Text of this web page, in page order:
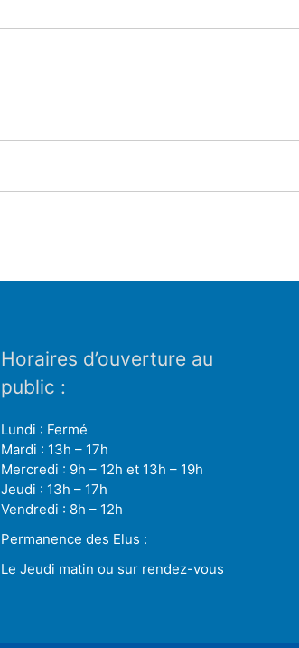
Horaires d’ouverture au
public :
Lundi : Fermé
Mardi : 13h – 17h
Mercredi : 9h – 12h et 13h – 19h
Jeudi : 13h – 17h
Vendredi : 8h – 12h
Permanence des Elus :
Le Jeudi matin ou sur rendez-vous